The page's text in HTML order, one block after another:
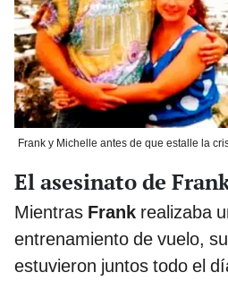
Frank y Michelle antes de que estalle la
El asesinato de
Mientras Frank realizaba
entrenamiento de vuelo,
estuvieron juntos todo el